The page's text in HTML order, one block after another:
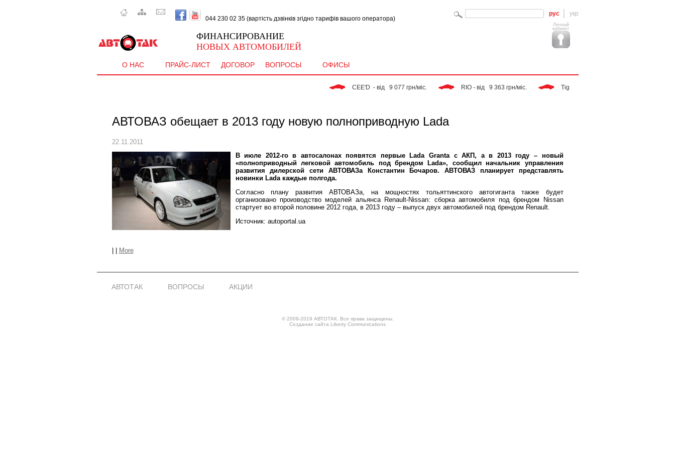
044 230 02 35 (вартість дзвінків згідно тарифів вашого оператора)
рус укр
ФИНАНСИРОВАНИЕ
НОВЫХ АВТОМОБИЛЕЙ
Личный
кабинет
О НАС ПРАЙС-ЛИСТ ДОГОВОР ВОПРОСЫ ОФИСЫ
CEE'D  - від   9 077 грн/міс. RIO - від   9 363 грн/міс. Tiggo - від   9 283 грн/міс.
АВТОВАЗ обещает в 2013 году новую полноприводную Lada
22.11.2011
В июле 2012-го в автосалонах появятся первые Lada Granta с АКП, а в 2013 году – новый
«полноприводный легковой автомобиль под брендом Lada», сообщил начальник управления
развития дилерской сети АВТОВАЗа Константин Бочаров. АВТОВАЗ планирует представлять
новинки Lada каждые полгода.
Согласно плану развития АВТОВАЗа, на мощностях тольяттинского автогиганта также будет
организовано производство моделей альянса Renault-Nissan: сборка автомобиля под брендом Nissan
стартует во второй половине 2012 года, в 2013 году – выпуск двух автомобилей под брендом Renault.
Источник: autoportal.ua
More
АВТОТАК ВОПРОСЫ АКЦИИ
© 2009-2019 АВТОТАК. Все права защищены.
Создание сайта Liberty Communications